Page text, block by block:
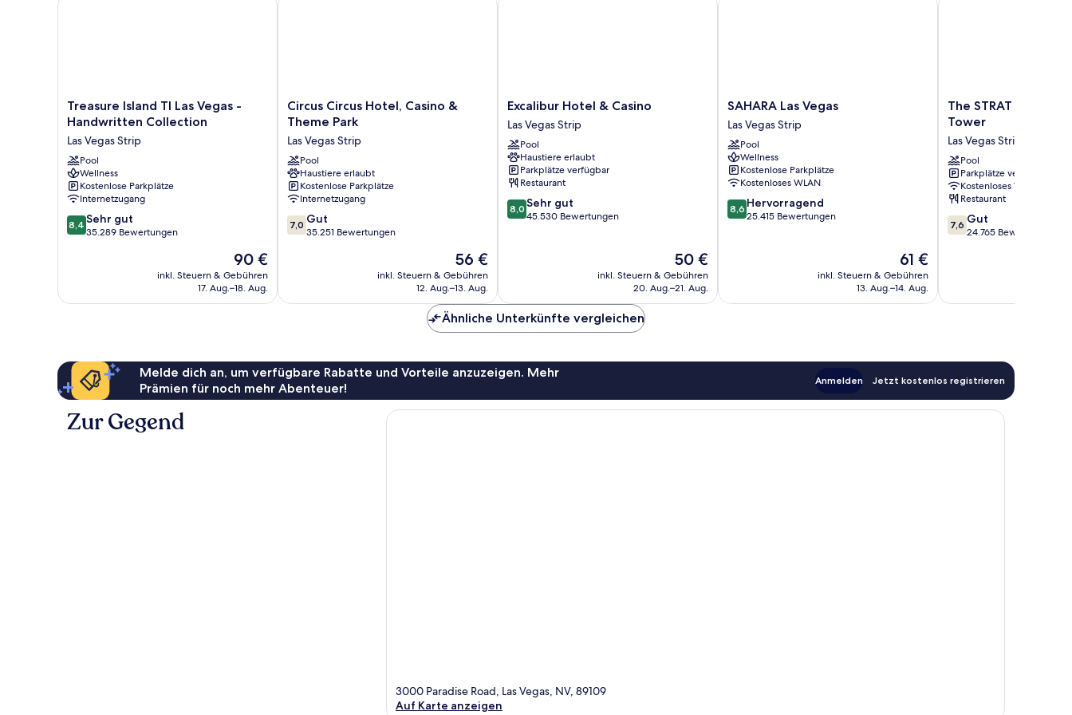
Treasure
Island
Las
Vegas
-
Handwritten
Collection
Las
Vegas
Treasure Island TI Las Vegas -
Handwritten Collection
Las Vegas Strip
Pool
Wellness
Kostenlose Parkplätze
Internetzugang
8.4
von
Bewertungen
8,4 Sehr gut
35.289 Bewertungen
Der
Preis
beträgt
90 €
inkl. Steuern & Gebühren
17. Aug.–18. Aug.
Circus
Circus
Casino
&
Theme
Park
Las
Vegas
Strip
Circus Circus Hotel, Casino &
Theme Park
Las Vegas Strip
Pool
Haustiere erlaubt
Kostenlose Parkplätze
Internetzugang
7.0
von
7,0 Gut
35.251 Bewertungen
Der
Preis
beträgt
56 €
inkl. Steuern & Gebühren
12. Aug.–13. Aug.
Excalibur
Hotel
&
Casino
Las
Vegas
Strip
Excalibur Hotel & Casino
Las Vegas Strip
Pool
Haustiere erlaubt
Parkplätze verfügbar
Restaurant
8.0
von
8,0 Sehr gut
45.530 Bewertungen
Der
Preis
beträgt
50 €
inkl. Steuern & Gebühren
20. Aug.–21. Aug.
SAHARA
Las
Vegas
Las
Vegas
Strip
SAHARA Las Vegas
Las Vegas Strip
Pool
Wellness
Kostenlose Parkplätze
Kostenloses WLAN
8.6
von
8,6 Hervorragend
25.415 Bewertungen
Der
Preis
beträgt
61 €
inkl. Steuern & Gebühren
13. Aug.–14. Aug.
The
STRAT
Casino
&
Tower
Las
Vegas
Strip
The STRAT Hotel,
Tower
Las Vegas Strip
Pool
Parkplätze verfügbar
Kostenloses WLAN
Restaurant
7.6
von
7,6 Gut
24.765 Bewertungen
Ähnliche Unterkünfte vergleichen
Melde dich an, um verfügbare Rabatte und Vorteile anzuzeigen. Mehr
Prämien für noch mehr Abenteuer!
Anmelden Jetzt kostenlos registrieren
Zur Gegend
3000 Paradise Road, Las Vegas, NV, 89109
Auf Karte anzeigen